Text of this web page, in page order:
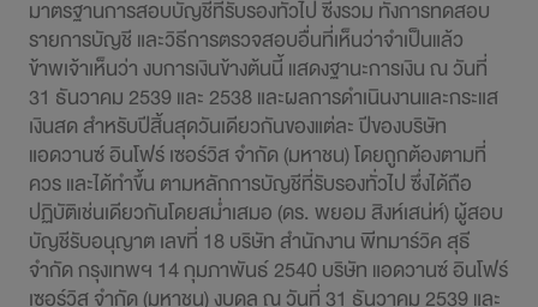
การพัฒนาอย่างยั่งยืน
ข่าวสารและกิจกรรม
สอบถามข้อมูล
ไปยังเว็บไซต์หลักบริษัท